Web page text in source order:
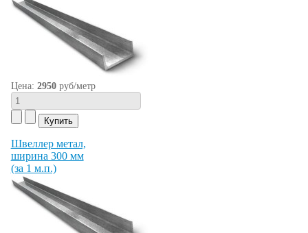
Цена: 2950руб/метр
Швеллер метал,
ширина 300 мм
(за 1 м.п.)